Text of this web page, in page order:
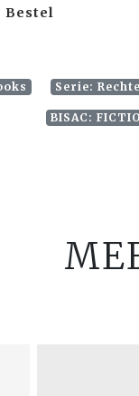
Bestel
Serie:
BISAC: